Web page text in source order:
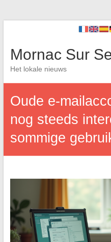
Mornac Sur
Het lokale nieuws
Oude e-
nog steeds
sommige